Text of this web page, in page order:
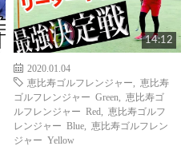
14:12
2020.01.04
恵比寿ゴルフレンジャー
恵比寿
ゴルフレンジャー Green
恵比寿ゴ
ルフレンジャー Red
恵比寿ゴルフ
レンジャー Blue
恵比寿ゴルフレン
ジャー Yellow